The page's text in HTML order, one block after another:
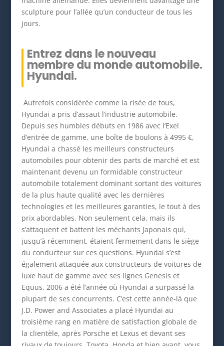
sculpture pour l’allée qu’un conducteur de tous les
jours.
Entrez dans le nouveau
membre du monde automobile.
Hyundai.
Autrefois considérée comme la risée de tous,
Hyundai a pris d’assaut l’industrie automobile.
Depuis ses humbles débuts en 1986 avec l’Exel
d’entrée de gamme, une boîte de boulons à 4995 €,
Hyundai a chassé les meilleurs constructeurs
automobiles pour obtenir des parts de marché et est
maintenant devenu un formidable constructeur
automobile totalement dominant sortant des voitures
de la plus haute qualité avec les dernières
technologies et les meilleures garanties, le tout à des
prix abordables. Non seulement cela, mais ils
s’attaquent et battent les méchants Japonais qui,
jusqu’à récemment, étaient fermement dans le siège
du conducteur sur ces questions. Hyundai s’est
également attaquée aux constructeurs de voitures de
luxe haut de gamme avec ses lignes Genesis et
Equus. 2006 a été l’année où Hyundai a surpassé la
plupart de ses concurrents. C’est cette année-là que
J.D. Power and Associates a placé Hyundai au
troisième rang en matière de satisfaction globale de
la clientèle, après Porsche et Lexus et devant ses